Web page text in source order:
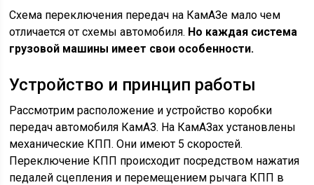
Схема переключения передач на КамАЗе мало чем
отличается от схемы автомобиля. Но каждая система
грузовой машины имеет свои особенности.
Устройство и принцип работы
Рассмотрим расположение и устройство коробки
передач автомобиля КамАЗ. На КамАЗах установлены
механические КПП. Они имеют 5 скоростей.
Переключение КПП происходит посредством нажатия
педалей сцепления и перемещением рычага КПП в